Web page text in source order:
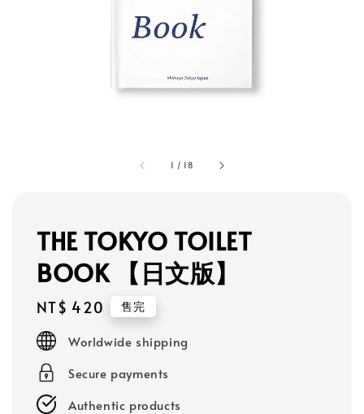
1 / 18
THE TOKYO TOILET
BOOK 【日文版】
Regular
price
NT$ 420 售完
Worldwide shipping
Secure payments
Authentic products